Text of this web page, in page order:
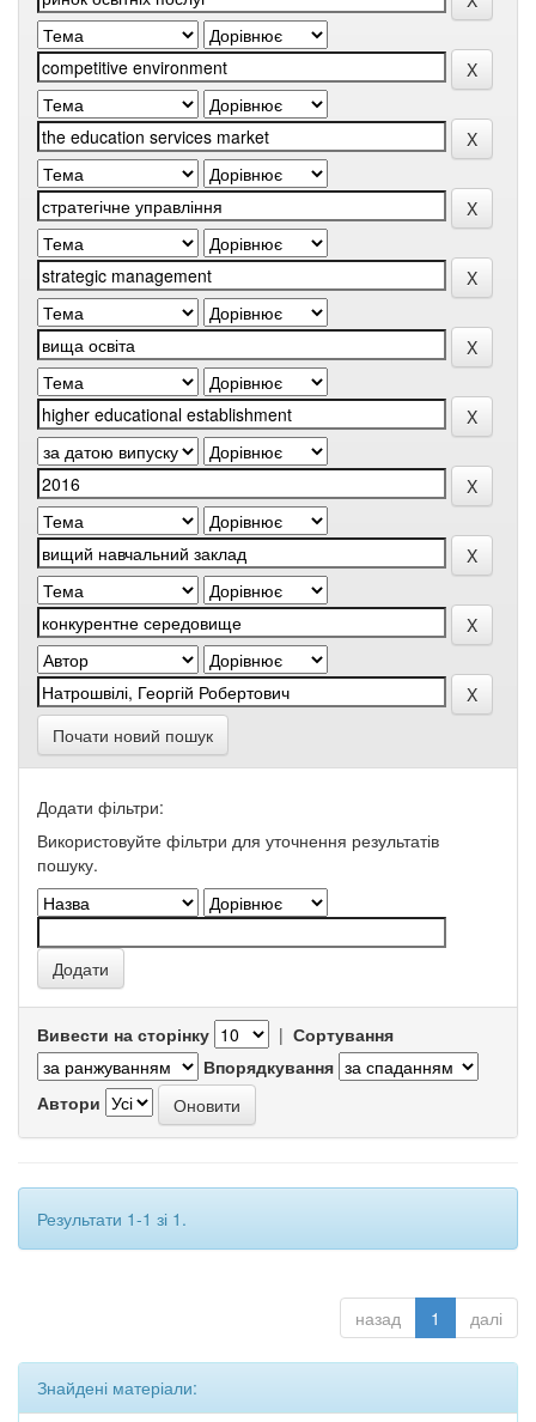
Почати новий пошук
Додати фільтри:
Використовуйте фільтри для уточнення результатів
пошуку.
Вивести на сторінку | Сортування
Впорядкування
Автори
Результати 1-1 зі 1.
назад 1 далі
Знайдені матеріали: